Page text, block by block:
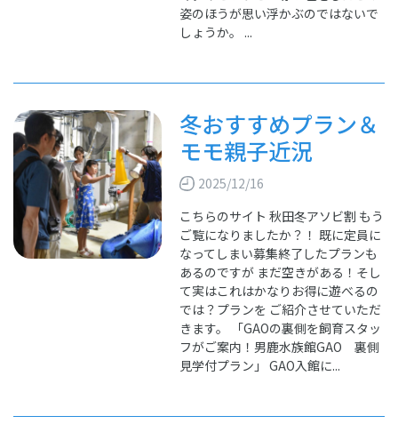
姿のほうが思い浮かぶのではないで
しょうか。 ...
冬おすすめプラン＆
モモ親子近況
2025/12/16
こちらのサイト 秋田冬アソビ割 もう
ご覧になりましたか？！ 既に定員に
なってしまい募集終了したプランも
あるのですが まだ空きがある！そし
て実はこれはかなりお得に遊べるの
では？プランを ご紹介させていただ
きます。 「GAOの裏側を飼育スタッ
フがご案内！男鹿水族館GAO 裏側
見学付プラン」 GAO入館に...